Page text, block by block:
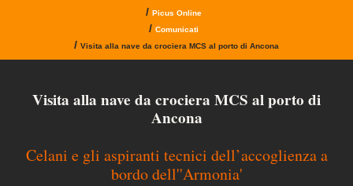
/ Picus Online
/ Comunicati
/ Visita alla nave da crociera MCS al porto di Ancona
Visita alla nave da crociera MCS al porto di
Ancona
Celani e gli aspiranti tecnici dell’accoglienza a
bordo dell''Armonia'